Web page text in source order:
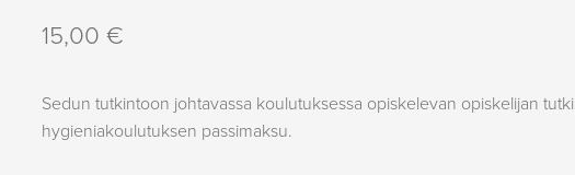
15,00 €
Sedun tutkintoon johtavassa koulutuksessa opiskelevan opiskelijan
hygieniakoulutuksen passimaksu.